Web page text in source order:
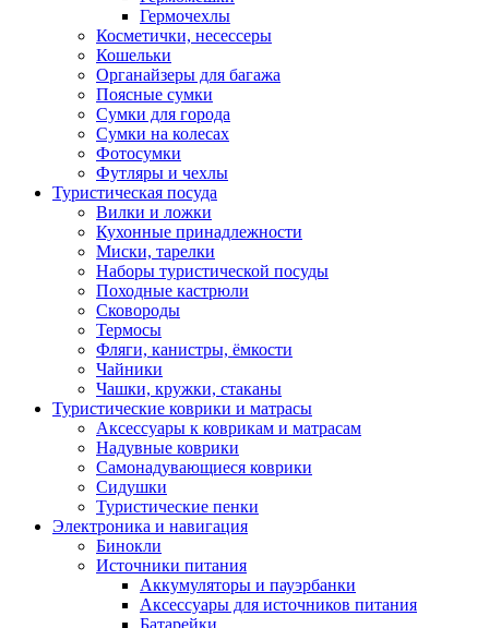
Гермочехлы
Косметички, несессеры
Кошельки
Органайзеры для багажа
Поясные сумки
Сумки для города
Сумки на колесах
Фотосумки
Футляры и чехлы
Туристическая посуда
Вилки и ложки
Кухонные принадлежности
Миски, тарелки
Наборы туристической посуды
Походные кастрюли
Сковороды
Термосы
Фляги, канистры, ёмкости
Чайники
Чашки, кружки, стаканы
Туристические коврики и матрасы
Аксессуары к коврикам и матрасам
Надувные коврики
Самонадувающиеся коврики
Сидушки
Туристические пенки
Электроника и навигация
Бинокли
Источники питания
Аккумуляторы и пауэрбанки
Аксессуары для источников питания
Батарейки